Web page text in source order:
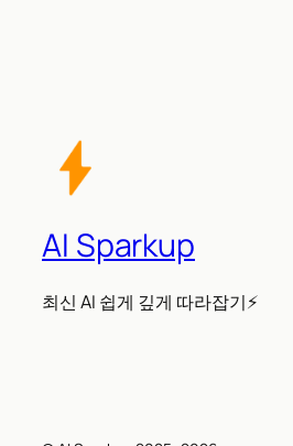
AI Sparkup
최신 AI 쉽게 깊게 따라잡기⚡